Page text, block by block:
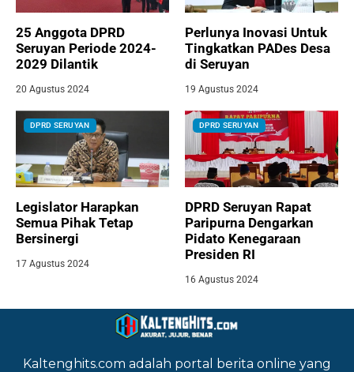
25 Anggota DPRD
Seruyan Periode 2024-
2029 Dilantik
20 Agustus 2024
Perlunya Inovasi Untuk
Tingkatkan PADes Desa
di Seruyan
19 Agustus 2024
DPRD SERUYAN
Legislator Harapkan
Semua Pihak Tetap
Bersinergi
17 Agustus 2024
DPRD SERUYAN
DPRD Seruyan Rapat
Paripurna Dengarkan
Pidato Kenegaraan
Presiden RI
16 Agustus 2024
Kaltenghits.com adalah portal berita online yang